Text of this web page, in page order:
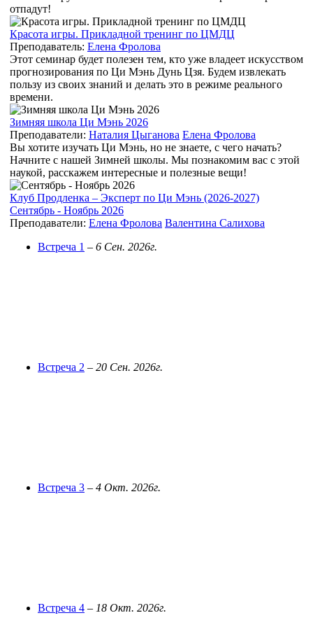
отпадут!
Красота игры. Прикладной тренинг по ЦМДЦ
Преподаватель: Елена Фролова
Этот семинар будет полезен тем, кто уже владеет искусством
прогнозирования по Ци Мэнь Дунь Цзя. Будем извлекать
пользу из своих знаний и делать это в режиме реального
времени.
Зимняя школа Ци Мэнь 2026
Преподаватели: Наталия Цыганова Елена Фролова
Вы хотите изучать Ци Мэнь, но не знаете, с чего начать?
Начните с нашей Зимней школы. Мы познакомим вас с этой
наукой, расскажем интересные и полезные вещи!
Клуб Продленка – Эксперт по Ци Мэнь (2026-2027)
Сентябрь - Ноябрь 2026
Преподаватели: Елена Фролова Валентина Салихова
Встреча 1 – 6 Сен. 2026г.
Встреча 2 – 20 Сен. 2026г.
Встреча 3 – 4 Окт. 2026г.
Встреча 4 – 18 Окт. 2026г.